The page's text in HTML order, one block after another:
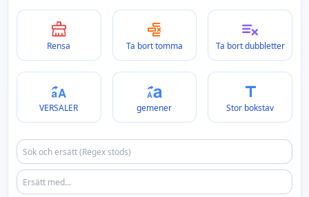
Rensa Ta bort tomma Ta bort dubbletter
VERSALER gemener Stor bokstav